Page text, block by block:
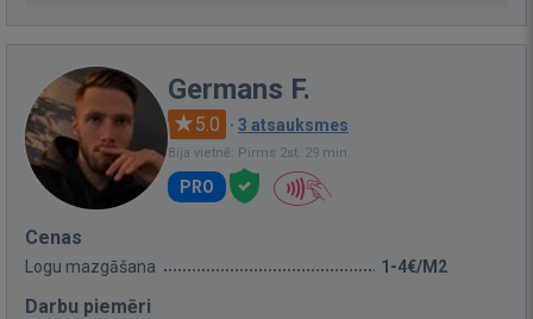
Germans F.
5.0 · 3 atsauksmes
Bija vietnē: Pirms 2st. 29 min.
PRO
Cenas
Logu mazgāšana 1-4€/M2
Darbu piemēri